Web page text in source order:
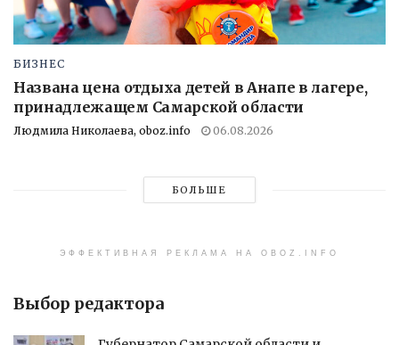
БИЗНЕС
Названа цена отдыха детей в Анапе в лагере,
принадлежащем Самарской области
Людмила Николаева, oboz.info 06.08.2026
БОЛЬШЕ
ЭФФЕКТИВНАЯ РЕКЛАМА НА OBOZ.INFO
Выбор редактора